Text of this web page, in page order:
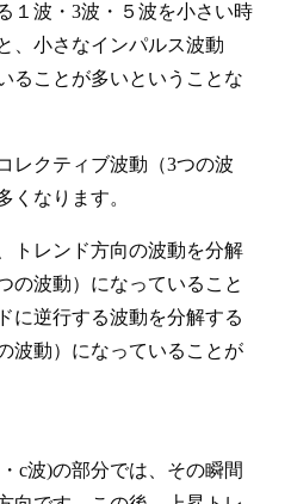
１波・3波・５波を小さい時
、小さなインパルス波動
ることが多いということな
レクティブ波動（3つの波
くなります。
トレンド方向の波動を分解
の波動）になっていること
に逆行する波動を分解する
波動）になっていることが
c波)の部分では、その瞬間